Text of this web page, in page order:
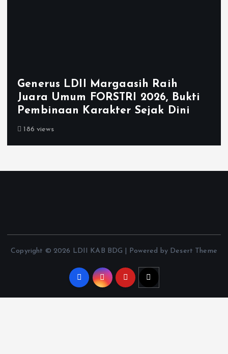
Generus LDII Margaasih Raih
Juara Umum FORSTRI 2026, Bukti
Pembinaan Karakter Sejak Dini
186 views
Copyright © 2026 LDII KAB BDG | Powered by Desert Theme